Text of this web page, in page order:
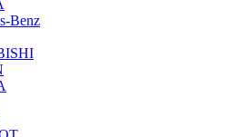
Benz